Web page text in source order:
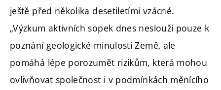
ještě před několika desetiletími vzácné.
„Výzkum aktivních sopek dnes neslouží pouze k
poznání geologické minulosti Země, ale
pomáhá lépe porozumět rizikům, která mohou
ovlivňovat společnost i v podmínkách měnícího